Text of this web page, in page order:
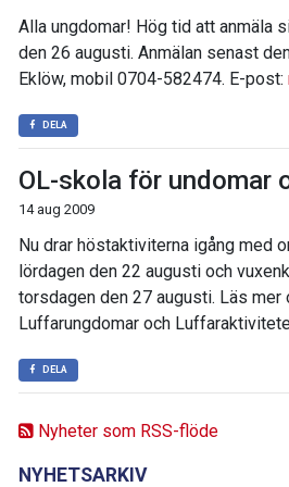
Nyheter som RSS-flöde
NYHETSARKIV
Alla ungdomar! Hög tid att anmäla
den 26 augusti. Anmälan senast
Eklöw, mobil 0704-582474. E-post:
DELA
OL-skola för undomar
14 aug 2009
Nu drar höstaktiviterna igång med
lördagen den 22 augusti och
torsdagen den 27 augusti. Läs mer
Luffarungdomar och
DELA